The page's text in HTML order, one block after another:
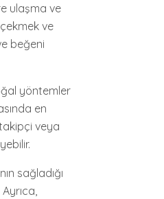
ulaşma ve
ve
beğeni
yöntemler
en
takipçi veya
sağladığı